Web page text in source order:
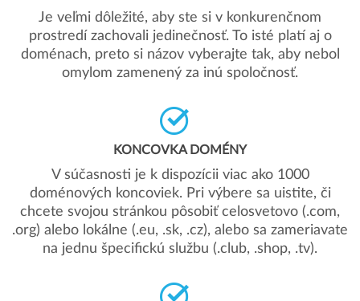
Je veľmi dôležité, aby ste si v konkurenčnom
prostredí zachovali jedinečnosť. To isté platí aj o
doménach, preto si názov vyberajte tak, aby nebol
omylom zamenený za inú spoločnosť.
KONCOVKA DOMÉNY
V súčasnosti je k dispozícii viac ako 1000
doménových koncoviek. Pri výbere sa uistite, či
chcete svojou stránkou pôsobiť celosvetovo (.com,
.org) alebo lokálne (.eu, .sk, .cz), alebo sa zameriavate
na jednu špecifickú službu (.club, .shop, .tv).